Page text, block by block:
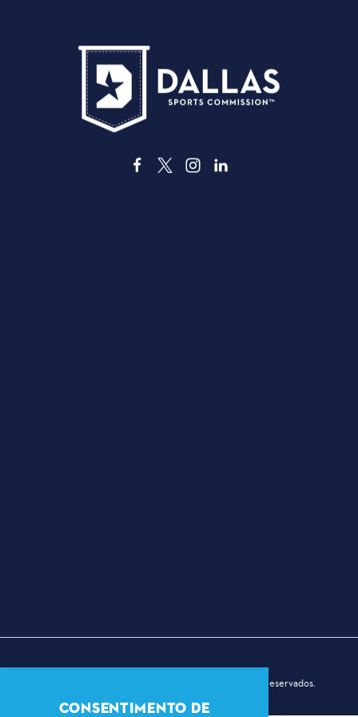
© 2026 Dallas Sports Commission. Todos os direitos reservados.
CONSENTIMENTO DE